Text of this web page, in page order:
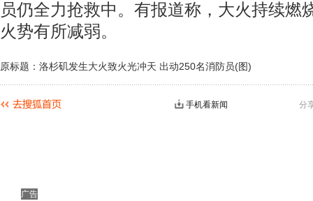
员仍全力抢救中。有报道称，大火持续燃
火势有所减弱。
原标题：洛杉矶发生大火致火光冲天 出动250名消防员(图)
分
手机看新闻
广告